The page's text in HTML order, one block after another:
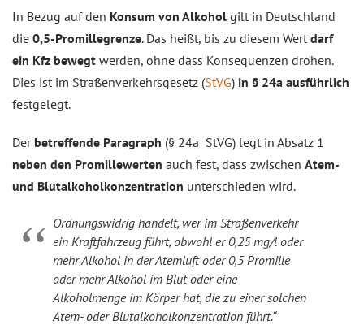
In Bezug auf den Konsum von Alkohol gilt in Deutschland
die 0,5-Promillegrenze. Das heißt, bis zu diesem Wert darf
ein Kfz bewegt werden, ohne dass Konsequenzen drohen.
Dies ist im Straßenverkehrsgesetz (StVG) in § 24a ausführlich
festgelegt.
Der betreffende Paragraph (§ 24a StVG) legt in Absatz 1
neben den Promillewerten auch fest, dass zwischen Atem-
und Blutalkoholkonzentration unterschieden wird.
Ordnungswidrig handelt, wer im Straßenverkehr
ein Kraftfahrzeug führt, obwohl er 0,25 mg/l oder
mehr Alkohol in der Atemluft oder 0,5 Promille
oder mehr Alkohol im Blut oder eine
Alkoholmenge im Körper hat, die zu einer solchen
Atem- oder Blutalkoholkonzentration führt.“